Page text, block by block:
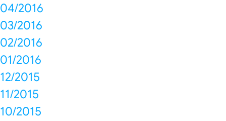
04/2016
03/2016
02/2016
01/2016
12/2015
11/2015
10/2015